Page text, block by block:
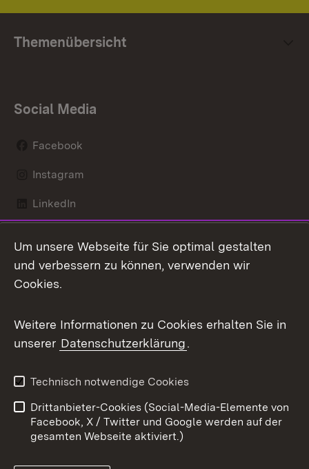
Themenübersicht
Social Media
Facebook
Instagram
LinkedIn
X / Twitter
Youtube
Kontakt
Datenschutz
Barrierefreiheit
Impressum
Cookies
Um unsere Webseite für Sie optimal gestalten
und verbessern zu können, verwenden wir
Cookies.
Weitere Informationen zu Cookies erhalten Sie in
unserer Datenschutzerklärung.
Technisch notwendige Cookies
Drittanbieter-Cookies (Social-Media-Elemente von
Facebook, X / Twitter und Google werden auf der
gesamten Webseite aktiviert.)